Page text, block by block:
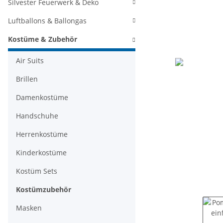
Silvester Feuerwerk & Deko
Luftballons & Ballongas
Kostüme & Zubehör
Air Suits
Brillen
Damenkostüme
Handschuhe
Herrenkostüme
Kinderkostüme
Kostüm Sets
Kostümzubehör
Masken